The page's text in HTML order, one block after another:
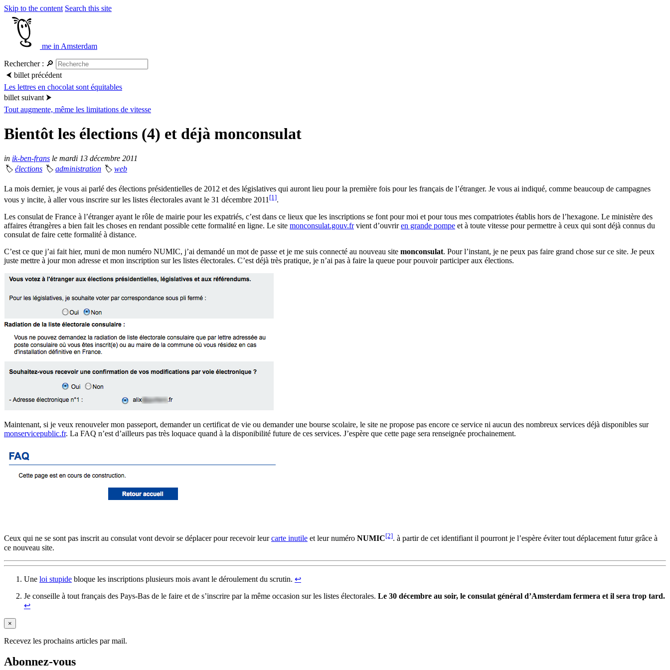
Skip to the content Search this site
me in Amsterdam
Rechercher : 🔎
⮜ billet précédent
Les lettres en chocolat sont équitables
billet suivant ⮞
Tout augmente, même les limitations de vitesse
Bientôt les élections (4) et déjà monconsulat
in ik-ben-frans le mardi 13 décembre 2011
🏷 élections 🏷 administration 🏷 web
La mois dernier, je vous ai parlé des élections présidentielles de 2012 et des législatives qui auront lieu pour la première fois pour les français de l’étranger. Je vous ai indiqué, comme beaucoup de campagnes
vous y incite, à aller vous inscrire sur les listes électorales avant le 31 décembre 2011 [1].
Les consulat de France à l’étranger ayant le rôle de mairie pour les expatriés, c’est dans ce lieux que les inscriptions se font pour moi et pour tous mes compatriotes établis hors de l’hexagone. Le ministère des
affaires étrangères a bien fait les choses en rendant possible cette formalité en ligne. Le site monconsulat.gouv.frvient d’ouvriren grande pompe et à toute vitesse pour permettre à ceux qui sont déjà connus du
consulat de faire cette formalité à distance.
C’est ce que j’ai fait hier, muni de mon numéro NUMIC, j’ai demandé un mot de passe et je me suis connecté au nouveau site monconsulat. Pour l’instant, je ne peux pas faire grand chose sur ce site. Je peux
juste mettre à jour mon adresse et mon inscription sur les listes électorales. C’est déjà très pratique, je n’ai pas à faire la queue pour pouvoir participer aux élections.
Maintenant, si je veux renouveler mon passeport, demander un certificat de vie ou demander une bourse scolaire, le site ne propose pas encore ce service ni aucun des nombreux services déjà disponibles sur
monservicepublic.fr. La FAQ n’est d’ailleurs pas très loquace quand à la disponibilité future de ces services. J’espère que cette page sera renseignée prochainement.
Ceux qui ne se sont pas inscrit au consulat vont devoir se déplacer pour recevoir leurcarte inutile et leur numéro NUMIC[2]. à partir de cet identifiant il pourront je l’espère éviter tout déplacement futur grâce à
ce nouveau site.
Une loi stupide bloque les inscriptions plusieurs mois avant le déroulement du scrutin. ↩︎
Je conseille à tout français des Pays-Bas de le faire et de s’inscrire par la même occasion sur les listes électorales. Le 30 décembre au soir, le consulat général d’Amsterdam fermera et il sera trop tard.
↩︎
×
Recevez les prochains articles par mail.
Abonnez-vous